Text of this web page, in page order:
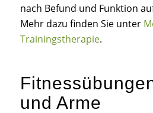
nach Befund und Funktion
Mehr dazu finden Sie unter
Trainingstherapie.
und Arme